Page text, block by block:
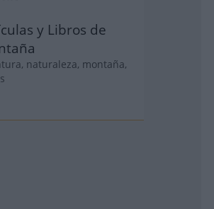
y Libros de
naturaleza, montaña,